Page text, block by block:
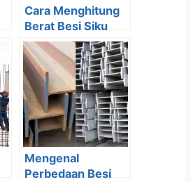
Cara Menghitung
Berat Besi Siku
Tanpa Daftar Tabel
Mengenal
Perbedaan Besi